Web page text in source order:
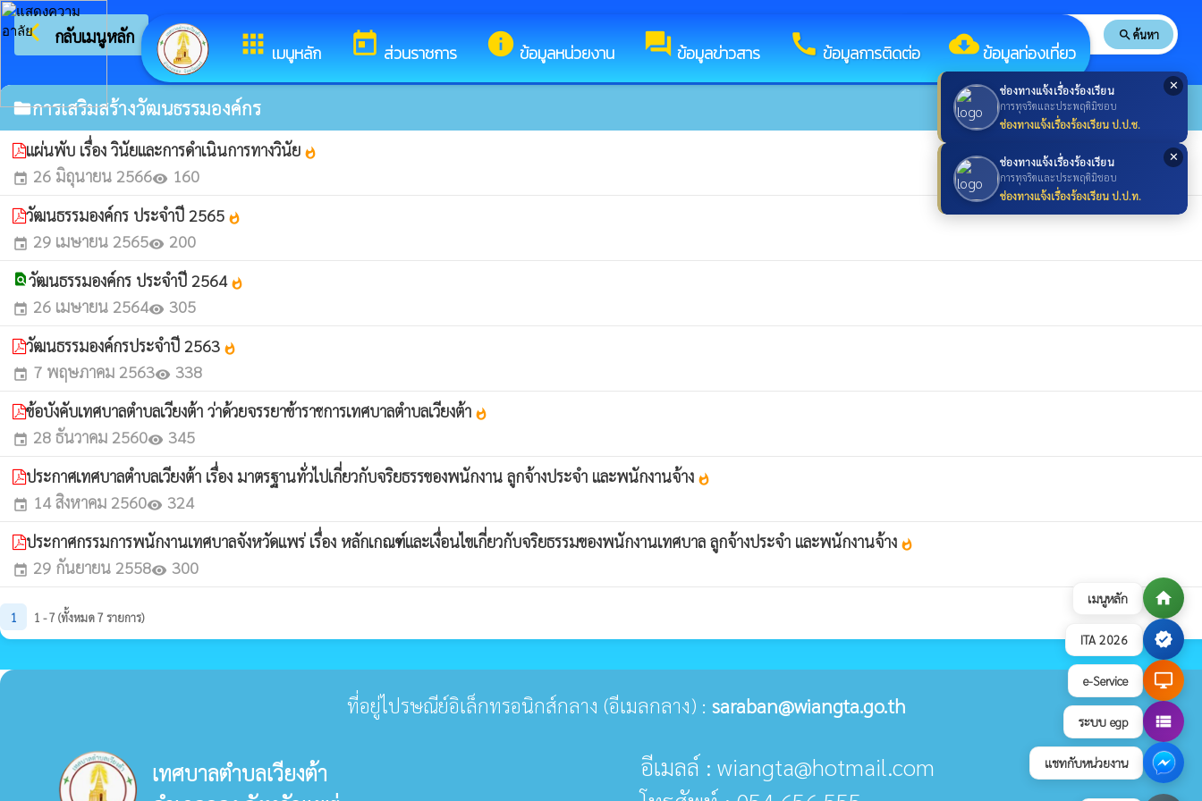
เมนูหลัก home
ITA 2026 verified
e-Service desktop_windows
ระบบ egp view_list
แชทกับหน่วยงาน
✕
ช่องทางแจ้งเรื่องร้องเรียน
การทุจริตและประพฤติมิชอบ
ช่องทางแจ้งเรื่องร้องเรียน ป.ป.ช.
✕
ช่องทางแจ้งเรื่องร้องเรียน
การทุจริตและประพฤติมิชอบ
ช่องทางแจ้งเรื่องร้องเรียน ป.ป.ท.
appsเมนูหลัก todayส่วนราชการ infoข้อมูลหน่วยงาน forumข้อมูลข่าวสาร callข้อมูลการติดต่อ cloud_downloadข้อมูลท่องเที่ยว
arrow_back_ios กลับเมนูหลัก ยินดีต้อนรับสู่เว็บไซต์ของ เทศบาลตำบลเวียงต้า search ค้นหา
folderการเสริมสร้างวัฒนธรรมองค์กร
แผ่นพับ เรื่อง วินัยและการดำเนินการทางวินัย whatshot
event 26 มิถุนายน 2566visibility 160
วัฒนธรรมองค์กร ประจำปี 2565 whatshot
event 29 เมษายน 2565visibility 200
find_in_pageวัฒนธรรมองค์กร ประจำปี 2564 whatshot
event 26 เมษายน 2564visibility 305
วัฒนธรรมองค์กรประจำปี 2563 whatshot
event 7 พฤษภาคม 2563visibility 338
ข้อบังคับเทศบาลตำบลเวียงต้า ว่าด้วยจรรยาข้าราชการเทศบาลตำบลเวียงต้า whatshot
event 28 ธันวาคม 2560visibility 345
ประกาศเทศบาลตำบลเวียงต้า เรื่อง มาตรฐานทั่วไปเกี่ยวกับจริยธรรของพนักงาน ลูกจ้างประจำ และพนักงานจ้าง whatshot
event 14 สิงหาคม 2560visibility 324
ประกาศกรรมการพนักงานเทศบาลจังหวัดแพร่ เรื่อง หลักเกณฑ์และเงื่อนไขเกี่ยวกับจริยธรรมของพนักงานเทศบาล ลูกจ้างประจำ และพนักงานจ้าง whatshot
event 29 กันยายน 2558visibility 300
1 1 - 7 (ทั้งหมด 7 รายการ)
ที่อยู่ไปรษณีย์อิเล็กทรอนิกส์กลาง (อีเมลกลาง) : saraban@wiangta.go.th
เทศบาลตำบลเวียงต้า
อีเมลล์ : wiangta@hotmail.com